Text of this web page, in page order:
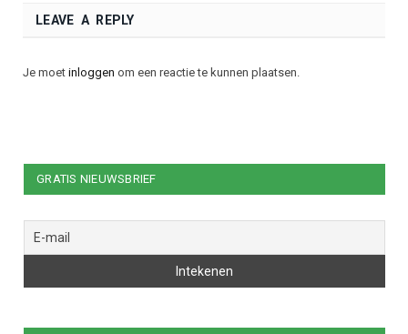
LEAVE A REPLY
Je moet inloggen om een reactie te kunnen plaatsen.
GRATIS NIEUWSBRIEF